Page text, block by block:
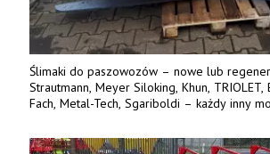
Ślimaki do paszowozów – nowe lub
Strautmann, Meyer Siloking, Khun, TRIOLET,
Fach, Metal-Tech, Sgariboldi – każdy inny
– 15 lub 18 mm. Możliwa wymiana i dowóz